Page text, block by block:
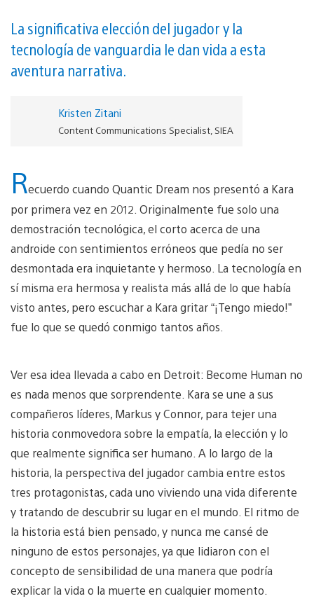
La significativa elección del jugador y la
tecnología de vanguardia le dan vida a esta
aventura narrativa.
Kristen Zitani
Content Communications Specialist, SIEA
Recuerdo cuando Quantic Dream nos presentó a Kara
por primera vez en 2012. Originalmente fue solo una
demostración tecnológica, el corto acerca de una
androide con sentimientos erróneos que pedía no ser
desmontada era inquietante y hermoso. La tecnología en
sí misma era hermosa y realista más allá de lo que había
visto antes, pero escuchar a Kara gritar “¡Tengo miedo!”
fue lo que se quedó conmigo tantos años.
Ver esa idea llevada a cabo en Detroit: Become Human no
es nada menos que sorprendente. Kara se une a sus
compañeros líderes, Markus y Connor, para tejer una
historia conmovedora sobre la empatía, la elección y lo
que realmente significa ser humano. A lo largo de la
historia, la perspectiva del jugador cambia entre estos
tres protagonistas, cada uno viviendo una vida diferente
y tratando de descubrir su lugar en el mundo. El ritmo de
la historia está bien pensado, y nunca me cansé de
ninguno de estos personajes, ya que lidiaron con el
concepto de sensibilidad de una manera que podría
explicar la vida o la muerte en cualquier momento.